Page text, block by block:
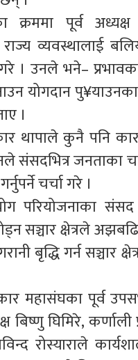
क्रममा पूर्व
व्यवस्थालाई
। उनले भने–
योगदान
।
थापाले कुनै पनि
संसदभित्र जनताका
चर्चा गरे ।
परियोजनाका संसद
क्षेत्रले अझबढि
बृद्धि गर्न
महासंघका पूर्व
बिष्णु घिमिरे,
रोस्याराले